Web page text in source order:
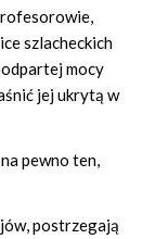
szlacheckich
mocy
jej ukrytą w
pewno ten,
postrzegają